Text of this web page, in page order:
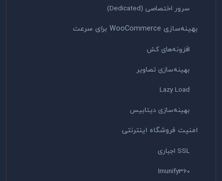
سرور اختصاصی (Dedicated)
بهینه‌سازی WooCommerce برای سرعت
افزونه‌های کش
بهینه‌سازی تصاویر
Lazy Load
بهینه‌سازی دیتابیس
امنیت فروشگاه اینترنتی
SSL اجباری
Imunify360